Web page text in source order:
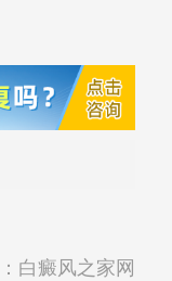
白癜风之家网